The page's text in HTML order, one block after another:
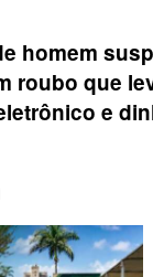
homem
roubo que
e